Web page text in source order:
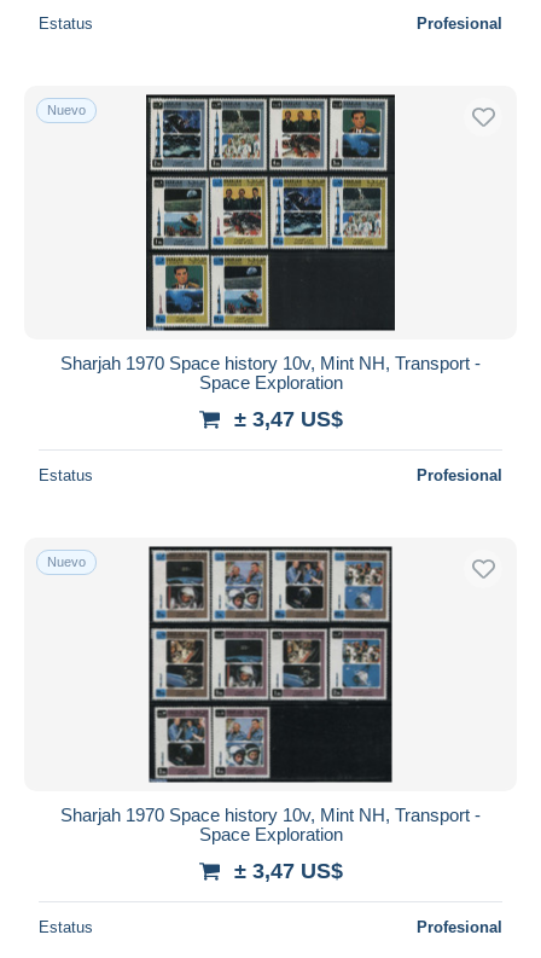
Estatus Profesional
Nuevo
Sharjah 1970 Space history 10v, Mint NH, Transport -
Space Exploration
± 3,47 US$
Estatus Profesional
Nuevo
Sharjah 1970 Space history 10v, Mint NH, Transport -
Space Exploration
± 3,47 US$
Estatus Profesional